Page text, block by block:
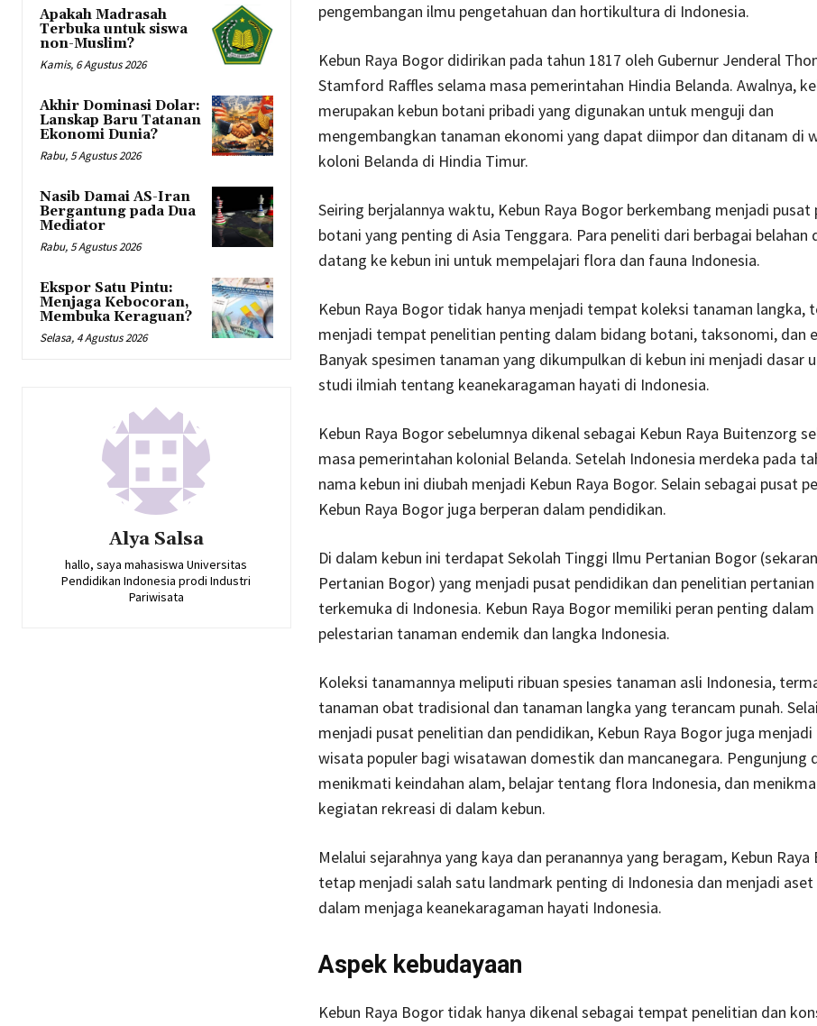
Apakah Madrasah
Terbuka untuk siswa
non-Muslim?
Kamis, 6 Agustus 2026
Akhir Dominasi Dolar:
Lanskap Baru Tatanan
Ekonomi Dunia?
Rabu, 5 Agustus 2026
Nasib Damai AS-Iran
Bergantung pada Dua
Mediator
Rabu, 5 Agustus 2026
Ekspor Satu Pintu:
Menjaga Kebocoran,
Membuka Keraguan?
Selasa, 4 Agustus 2026
Alya Salsa
hallo, saya mahasiswa Universitas
Pendidikan Indonesia prodi Industri
Pariwisata
pengembangan ilmu pengetahuan dan hortikultura di Indonesia.
Kebun Raya Bogor didirikan pada tahun 1817 oleh Gubernur Jenderal
Stamford Raffles selama masa pemerintahan Hindia Belanda. Awalnya,
merupakan kebun botani pribadi yang digunakan untuk menguji dan
mengembangkan tanaman ekonomi yang dapat diimpor dan ditanam di
koloni Belanda di Hindia Timur.
Seiring berjalannya waktu, Kebun Raya Bogor berkembang menjadi pusat
botani yang penting di Asia Tenggara. Para peneliti dari berbagai belahan
datang ke kebun ini untuk mempelajari flora dan fauna Indonesia.
Kebun Raya Bogor tidak hanya menjadi tempat koleksi tanaman langka,
menjadi tempat penelitian penting dalam bidang botani, taksonomi, dan
Banyak spesimen tanaman yang dikumpulkan di kebun ini menjadi dasar
studi ilmiah tentang keanekaragaman hayati di Indonesia.
Kebun Raya Bogor sebelumnya dikenal sebagai Kebun Raya Buitenzorg
masa pemerintahan kolonial Belanda. Setelah Indonesia merdeka pada
nama kebun ini diubah menjadi Kebun Raya Bogor. Selain sebagai pusat
Kebun Raya Bogor juga berperan dalam pendidikan.
Di dalam kebun ini terdapat Sekolah Tinggi Ilmu Pertanian Bogor
Pertanian Bogor) yang menjadi pusat pendidikan dan penelitian pertanian
terkemuka di Indonesia. Kebun Raya Bogor memiliki peran penting dalam
pelestarian tanaman endemik dan langka Indonesia.
Koleksi tanamannya meliputi ribuan spesies tanaman asli Indonesia,
tanaman obat tradisional dan tanaman langka yang terancam punah.
menjadi pusat penelitian dan pendidikan, Kebun Raya Bogor juga menjadi
wisata populer bagi wisatawan domestik dan mancanegara. Pengunjung
menikmati keindahan alam, belajar tentang flora Indonesia, dan
kegiatan rekreasi di dalam kebun.
Melalui sejarahnya yang kaya dan peranannya yang beragam, Kebun Raya
tetap menjadi salah satu landmark penting di Indonesia dan menjadi aset
dalam menjaga keanekaragaman hayati Indonesia.
Aspek kebudayaan
Kebun Raya Bogor tidak hanya dikenal sebagai tempat penelitian dan